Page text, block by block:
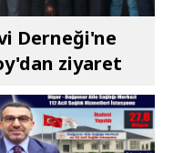
Derneği'ne
ziyaret